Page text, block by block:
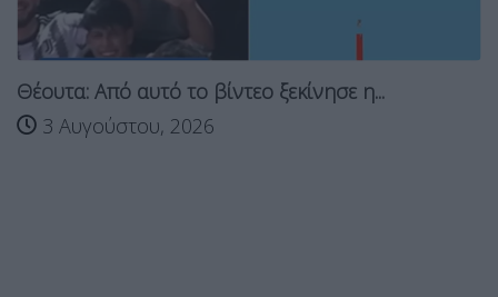
Θέουτα: Από αυτό το βίντεο ξεκίνησε η...
3 Αυγούστου, 2026